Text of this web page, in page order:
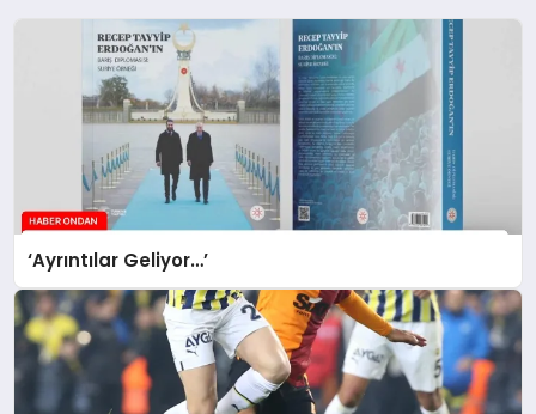
‘Ayrıntılar Geliyor…’